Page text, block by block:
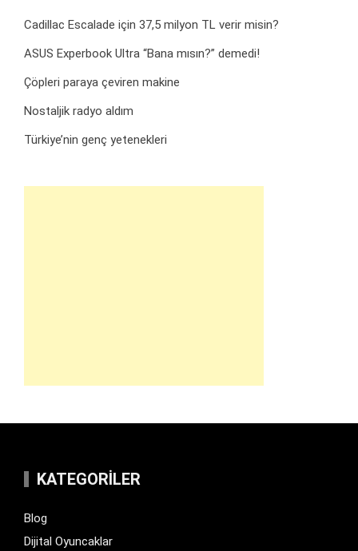
Cadillac Escalade için 37,5 milyon TL verir misin?
ASUS Experbook Ultra “Bana mısın?” demedi!
Çöpleri paraya çeviren makine
Nostaljik radyo aldım
Türkiye’nin genç yetenekleri
KATEGORILER
Blog
Dijital Oyuncaklar